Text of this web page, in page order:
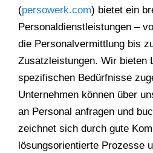
(persowerk.com) bietet ein
Personaldienstleistungen –
die Personalvermittlung bis
Zusatzleistungen. Wir bieten
spezifischen Bedürfnisse
Unternehmen können über
an Personal anfragen und
zeichnet sich durch gute
lösungsorientierte Prozesse